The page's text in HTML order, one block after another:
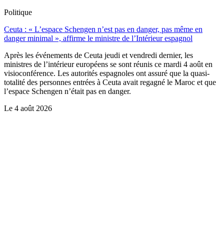
Politique
Ceuta : « L’espace Schengen n’est pas en danger, pas même en
danger minimal », affirme le ministre de l’Intérieur espagnol
Après les événements de Ceuta jeudi et vendredi dernier, les
ministres de l’intérieur européens se sont réunis ce mardi 4 août en
visioconférence. Les autorités espagnoles ont assuré que la quasi-
totalité des personnes entrées à Ceuta avait regagné le Maroc et que
l’espace Schengen n’était pas en danger.
Le 4 août 2026